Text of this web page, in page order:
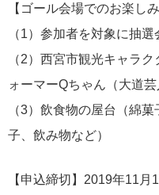
【ゴール会場でのお楽しみ
（1）参加者を対象に抽
（2）西宮市観光キャラ
ォーマーQちゃん（大道芸
（3）飲食物の屋台（綿
子、飲み物など）
【申込締切】2019年11月